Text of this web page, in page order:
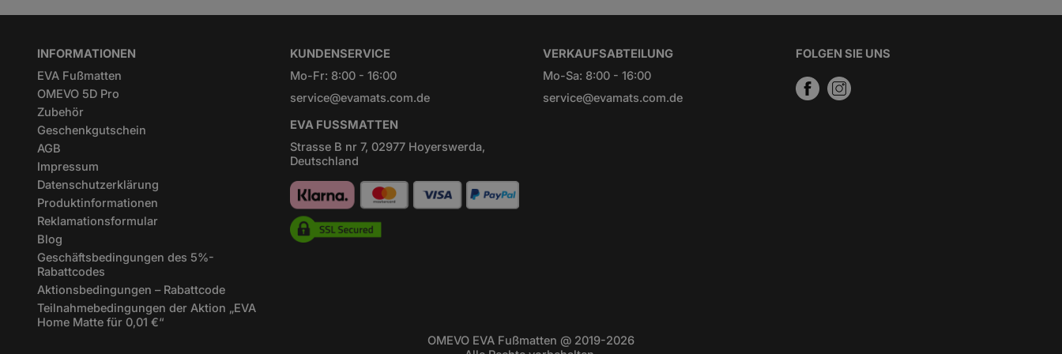
INFORMATIONEN
EVA Fußmatten
OMEVO 5D Pro
Zubehör
Geschenkgutschein
AGB
Impressum
Datenschutzerklärung
Produktinformationen
Reklamationsformular
Blog
Geschäftsbedingungen des 5%-
Rabattcodes
Aktionsbedingungen – Rabattcode
Teilnahmebedingungen der Aktion „EVA
Home Matte für 0,01 €“
KUNDENSERVICE
Mo-Fr: 8:00 - 16:00
service@evamats.com.de
EVA FUSSMATTEN
Strasse B nr 7, 02977 Hoyerswerda,
Deutschland
VERKAUFSABTEILUNG
Mo-Sa: 8:00 - 16:00
service@evamats.com.de
FOLGEN SIE UNS
OMEVO EVA Fußmatten @ 2019-2026